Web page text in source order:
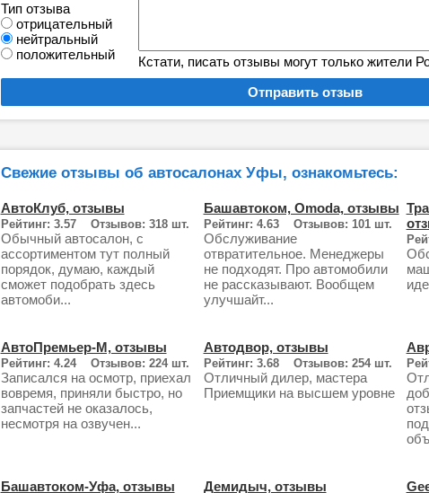
Тип отзыва
отрицательный
нейтральный
положительный
Кстати, писать отзывы могут только жители
Свежие отзывы об автосалонах Уфы, ознакомьтесь:
АвтоКлуб, отзывы
Рейтинг: 3.57 Отзывов: 318 шт.
Обычный автосалон, с
ассортиментом тут полный
порядок, думаю, каждый
сможет подобрать здесь
автомоби...
Башавтоком, Omoda, отзывы
Рейтинг: 4.63 Отзывов: 101 шт.
Обслуживание
отвратительное. Менеджеры
не подходят. Про автомобили
не рассказывают. Вообщем
улучшайт...
АвтоПремьер-M, отзывы
Рейтинг: 4.24 Отзывов: 224 шт.
Записался на осмотр, приехал
вовремя, приняли быстро, но
запчастей не оказалось,
несмотря на озвучен...
Автодвор, отзывы
Рейтинг: 3.68 Отзывов: 254 шт.
Отличный дилер, мастера
Приемщики на высшем уровне
Башавтоком-Уфа, отзывы Демидыч, отзывы